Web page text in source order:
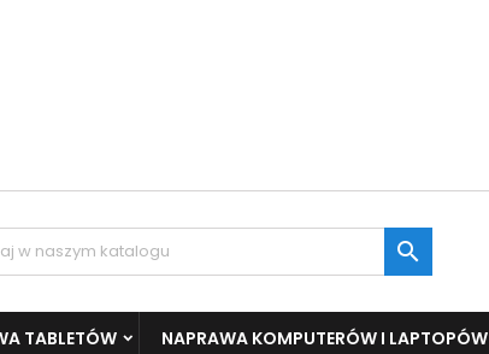

TABLETÓW NAPRAWA KOMPUTERÓW I LAPTOPÓW